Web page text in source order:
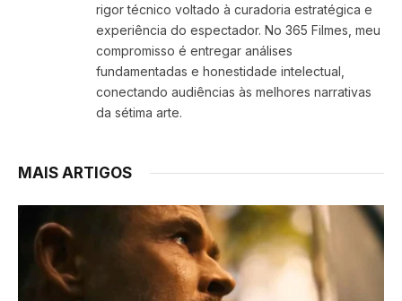
rigor técnico voltado à curadoria estratégica e
experiência do espectador. No 365 Filmes, meu
compromisso é entregar análises
fundamentadas e honestidade intelectual,
conectando audiências às melhores narrativas
da sétima arte.
MAIS ARTIGOS